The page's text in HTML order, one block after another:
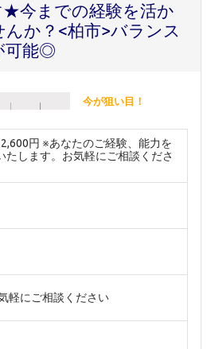
★今までの経験を活か
か？<柏市>バランス
可能◎
今が狙い目！
円 ※あなたのご経験、能力を
たします。お気軽にご相談くださ
軽にご相談ください